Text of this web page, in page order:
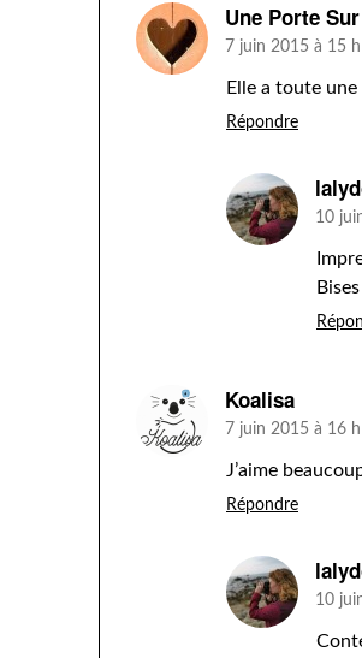
Une Porte
7 juin 2015 à 15
Elle a toute
Répondre
10
Bises
Koalisa
7 juin 2015 à 16
J’aime
Répondre
10